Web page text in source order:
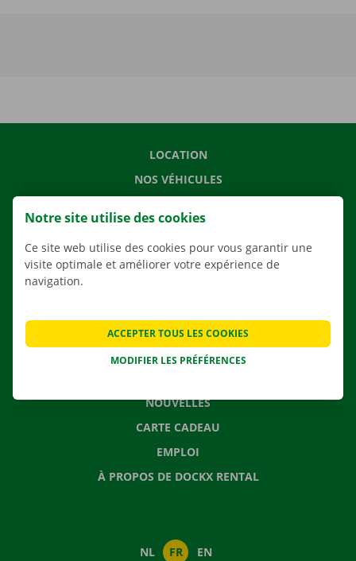
LOCATION
NOS VÉHICULES
APPLI
CONTACTEZ NOUS
NOUVELLES
CARTE CADEAU
EMPLOI
À PROPOS DE DOCKX RENTAL
NL FR EN
Notre site utilise des cookies
Ce site web utilise des cookies pour vous garantir une
visite optimale et améliorer votre expérience de
navigation.
MODIFIER LES PRÉFÉRENCES
ACCEPTER TOUS LES COOKIES